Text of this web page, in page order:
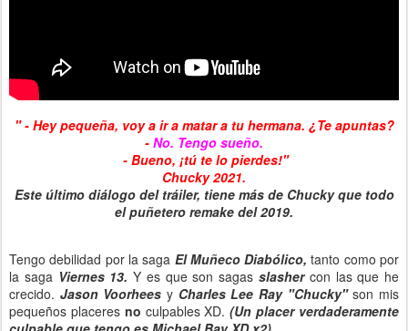
" - Hey pequeña, voy a ir a matar a tu hermana. ¿Te apuntas?
- No. Tengo sueño.
- Bueno, ¡tú te lo pierdes!"
Chucky 2021.
Este último diálogo del tráiler, tiene más de Chucky que todo
el puñetero remake del 2019.
Tengo debilidad por la saga El Muñeco Diabólico,tanto como por
la saga Viernes 13.Y es que son sagas slasher con las que he
crecido. Jason Voorheesy Charles Lee Ray "Chucky"son mis
pequeños placeres no culpables XD.(Un placer verdaderamente